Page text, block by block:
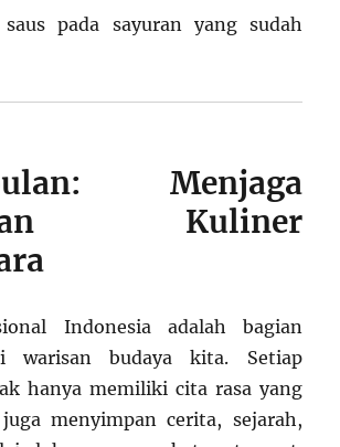
saus pada sayuran yang sudah
Menjaga
Kuliner
Indonesia adalah bagian
warisan budaya kita. Setiap
hanya memiliki cita rasa yang
menyimpan cerita, sejarah,